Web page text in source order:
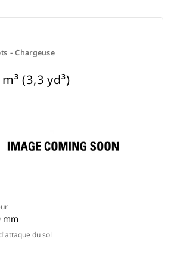
- Chargeuse
(3,3 yd³)
mm
du sol